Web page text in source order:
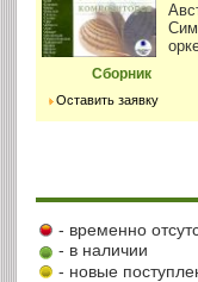
Сборник
Оставить заявку
- временно
- в наличии
- новые